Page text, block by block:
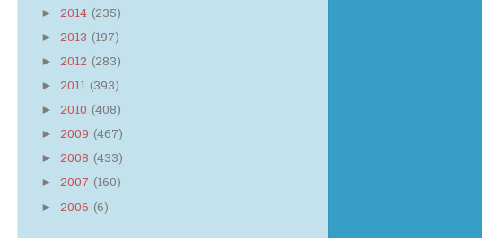
► 2014 (235)
► 2013 (197)
► 2012 (283)
► 2011 (393)
► 2010 (408)
► 2009 (467)
► 2008 (433)
► 2007 (160)
► 2006 (6)